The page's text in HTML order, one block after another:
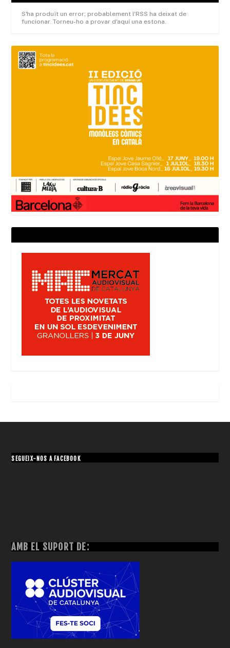
S'ha produït un error; probablement l'RSS ha deixat de
funcionar. Torneu-ho a provar d'aquí una estona.
SEGUEIX-NOS A FACEBOOK
AMB EL SUPORT DE: